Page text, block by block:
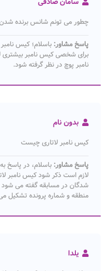
چطور می تونم شانس برنده
پاسخ مشاور: باسلام؛ کیس
برای شخصی کیس نامبر
نامبر پوچ در نظر گرفته شود.
بدون نام
کیس نامبر لاتاری چیست
پاسخ مشاور: باسلام، در پاسخ
لازم است ذکر شود کیس نامبر
شدگان در مسابقه گفته می
منطقه و شماره پرونده تشکیل
یلدا